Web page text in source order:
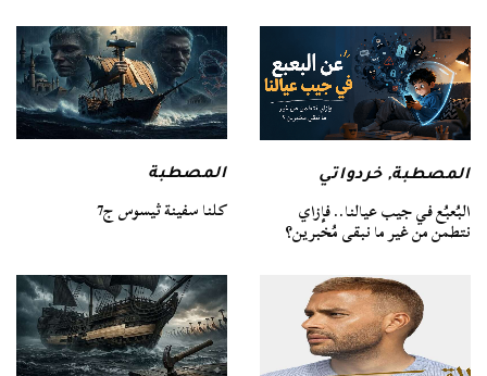
المصطبة,خردواتي
البُعبُع في جيب عيالنا.. فإزاي
نتطمن من غير ما نبقى مُخبرين؟
المصطبة
كلنا سفينة ثيسوس ج7